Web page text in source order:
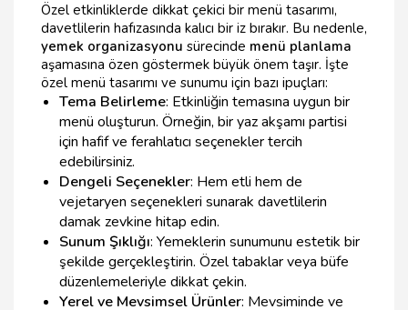
Özel etkinliklerde dikkat çekici bir menü tasarımı,
davetlilerin hafızasında kalıcı bir iz bırakır. Bu nedenle,
yemek organizasyonu sürecinde menü planlama
aşamasına özen göstermek büyük önem taşır. İşte
özel menü tasarımı ve sunumu için bazı ipuçları:
Tema Belirleme: Etkinliğin temasına uygun bir
menü oluşturun. Örneğin, bir yaz akşamı partisi
için hafif ve ferahlatıcı seçenekler tercih
edebilirsiniz.
Dengeli Seçenekler: Hem etli hem de
vejetaryen seçenekleri sunarak davetlilerin
damak zevkine hitap edin.
Sunum Şıklığı: Yemeklerin sunumunu estetik bir
şekilde gerçekleştirin. Özel tabaklar veya büfe
düzenlemeleriyle dikkat çekin.
Yerel ve Mevsimsel Ürünler: Mevsiminde ve